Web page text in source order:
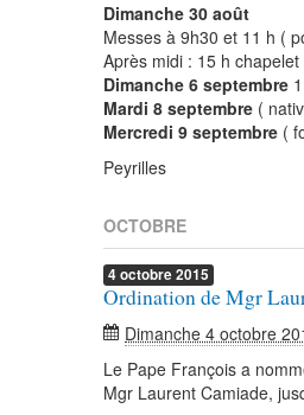
Dimanche 30 août
Messes à 9h30 et 11 h (
Après midi : 15 h
Dimanche 6 septembre
Mardi 8 septembre (
Mercredi 9 septembre (
Peyrilles
OCTOBRE
4octobre2015
Ordination de Mgr
Dimanche 4 octobre
Le Pape François a
Mgr Laurent Camiade,